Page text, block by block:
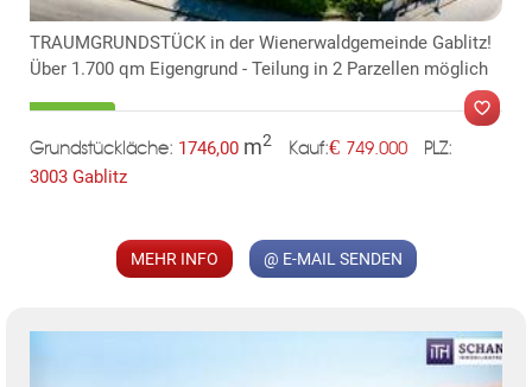
TRAUMGRUNDSTÜCK in der Wienerwaldgemeinde Gablitz!
Über 1.700 qm Eigengrund - Teilung in 2 Parzellen möglich
Grundstückläche: 1746,00 m2 Kauf:€ 749.000 PLZ:
3003 Gablitz
MEHR INFO @ E-MAIL SENDEN